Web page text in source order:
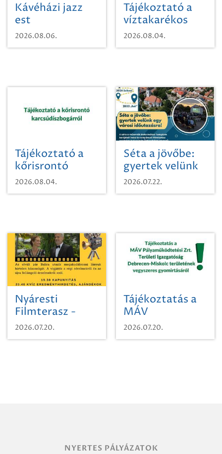
Kávéházi jazz
est
2026.08.06.
Tájékoztató a
víztakarékos
vízhasználatról
2026.08.04.
Tájékoztató a
kőrisrontó
karcsúdíszbogárról
2026.08.04.
Séta a jövőbe:
gyertek velünk
egy városi
időutazásra!
2026.07.22.
Nyáresti
Filmterasz -
Beugró a
Paradicsomba
2026.07.20.
Tájékoztatás a
MÁV
Pályaműködtetési
Zrt. Területi
2026.07.20.
NYERTES PÁLYÁZATOK